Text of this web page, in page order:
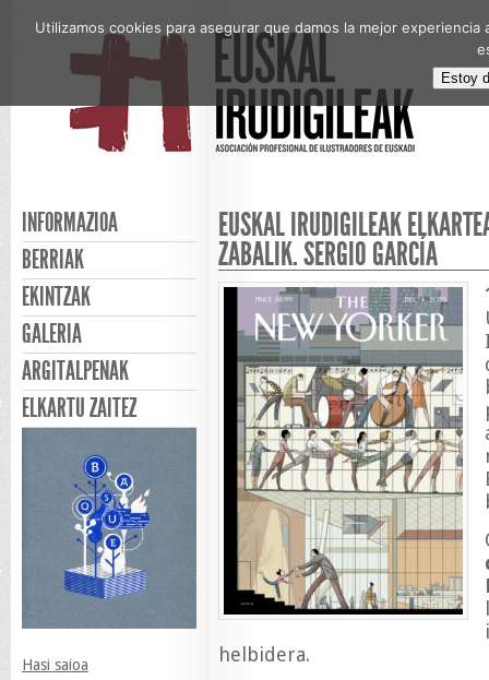
INFORMAZIOA
BERRIAK
EKINTZAK
GALERIA
ARGITALPENAK
ELKARTU ZAITEZ
Hasi saioa
EUSKAL IRUDIGILEAK
ZABALIK. SERGIO GARCÍA
helbidera.
Utilizamos cookies para asegurar que damos la mejor
Estoy